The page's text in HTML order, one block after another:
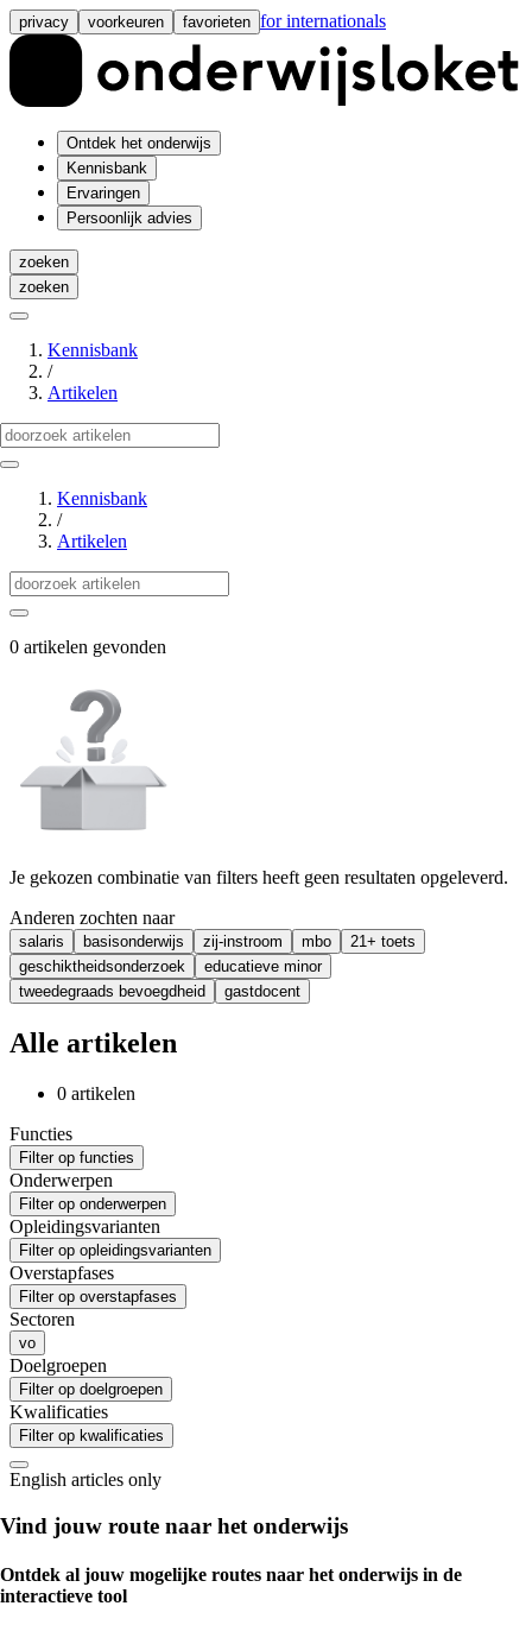
privacy voorkeuren favorieten for internationals
Ontdek het onderwijs
Kennisbank
Ervaringen
Persoonlijk advies
zoeken
zoeken
Kennisbank
/
Artikelen
Kennisbank
/
Artikelen
0 artikelen gevonden
Je gekozen combinatie van filters heeft geen resultaten opgeleverd.
Anderen zochten naar
salaris basisonderwijs zij-instroom mbo
21+ toets
geschiktheidsonderzoek
educatieve minor
tweedegraads bevoegdheid
gastdocent
Alle artikelen
0 artikelen
Functies
Filter op functies
Onderwerpen
Filter op onderwerpen
Opleidingsvarianten
Filter op opleidingsvarianten
Overstapfases
Filter op overstapfases
Sectoren
vo
Doelgroepen
Filter op doelgroepen
Kwalificaties
Filter op kwalificaties
English articles only
Vind jouw route naar het onderwijs
Ontdek al jouw mogelijke routes naar het onderwijs in de
interactieve tool